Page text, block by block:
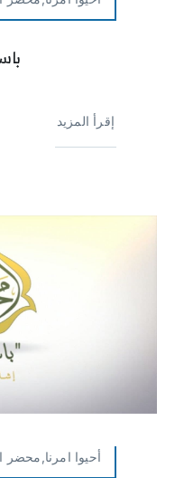
إقرأ المزيد
أحيوا امرنا,محضر